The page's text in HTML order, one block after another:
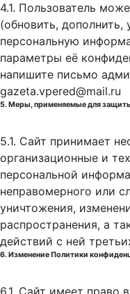
4.1. Пользователь
(обновить,
персональную
параметры её
напишите письмо
gazeta.vpered@mail.ru
5. Меры, применяемые для
5.1. Сайт принимает
организационные и
персональной
неправомерного или
уничтожения,
распространения, а
действий с ней
6. Изменение Политики